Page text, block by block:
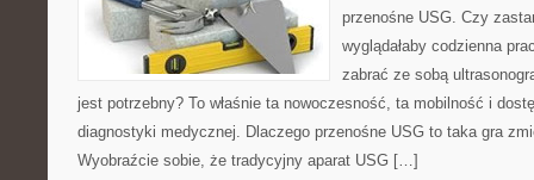
przenośne USG. Czy
wyglądałaby codzienna
zabrać ze sobą
jest potrzebny? To właśnie ta nowoczesność, ta mobilność i
diagnostyki medycznej. Dlaczego przenośne USG to taka gra
Wyobraźcie sobie, że tradycyjny aparat USG […]